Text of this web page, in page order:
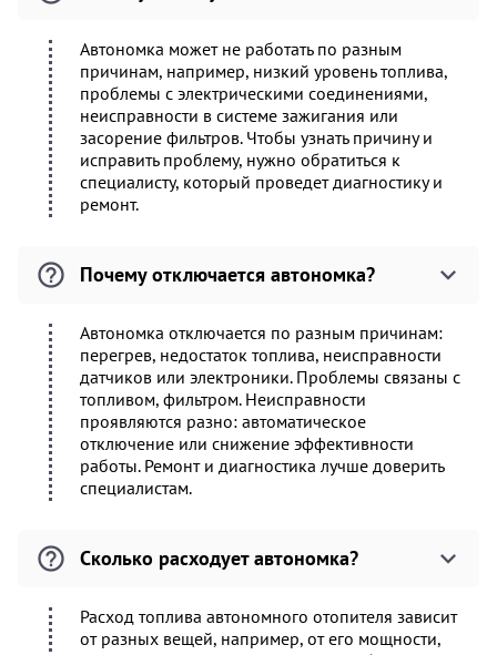
Автономка может не работать по разным
причинам, например, низкий уровень топлива,
проблемы с электрическими соединениями,
неисправности в системе зажигания или
засорение фильтров. Чтобы узнать причину и
исправить проблему, нужно обратиться к
специалисту, который проведет диагностику и
ремонт.
Почему отключается автономка?
Автономка отключается по разным причинам:
перегрев, недостаток топлива, неисправности
датчиков или электроники. Проблемы связаны с
топливом, фильтром. Неисправности
проявляются разно: автоматическое
отключение или снижение эффективности
работы. Ремонт и диагностика лучше доверить
специалистам.
Сколько расходует автономка?
Расход топлива автономного отопителя зависит
от разных вещей, например, от его мощности,